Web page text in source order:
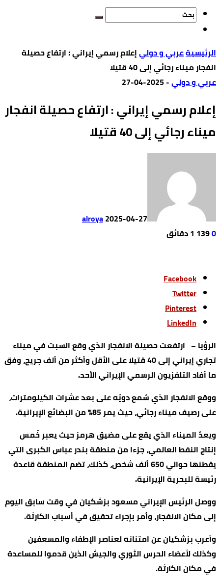
‫الرئيسية‬عربي و دوليإعلام رسمي إيراني : ارتفاع حصيلة
انفجار ميناء رجائي إلى 40 قتيلا
عربي و دولي-
2025-04-27
إعلام رسمي إيراني : ارتفاع حصيلة انفجار
ميناء رجائي إلى 40 قتيلا
alroya2025-04-27
0
139 1 ‫دقائق‬
Facebook
Twitter
Pinterest
LinkedIn
الرؤيا – ارتفعت حصيلة الانفجار الذي وقع السبت في ميناء
تجاري إيراني إلى 40 قتيلا على الأقل وأكثر من ألف جريح، وفق
ما أفاد التلفزيون الرسمي الإيراني الأحد.
ووقع الانفجار الذي سُمع دويّه على بعد عشرات الكيلومترات،
على رصيف ميناء رجائي، حيث يمر 85% من البضائع الإيرانية.
ويعدّ الميناء الذي يقع على مضيق هرمز حيث يعبر خُمس
إنتاج النفط العالمي، جزءا من منطقة بندر عباس الكبرى التي
يقطنها حوالي 650 ألف شخص، كذلك، تضم المنطقة قاعدة
رئيسة للبحرية الإيرانية.
ووصل الرئيس الإيراني مسعود بزشكيان في وقت سابق اليوم
إلى مكان الانفجار، وأمر بإجراء تحقيق في أسباب الكارثة.
وأعرب بزشكيان عن امتنانه لعناصر الإطفاء والمسعفين
وكذلك لأعضاء الحرس الثوري والجيش الذين قدموا للمساعدة
في مكان الكارثة.